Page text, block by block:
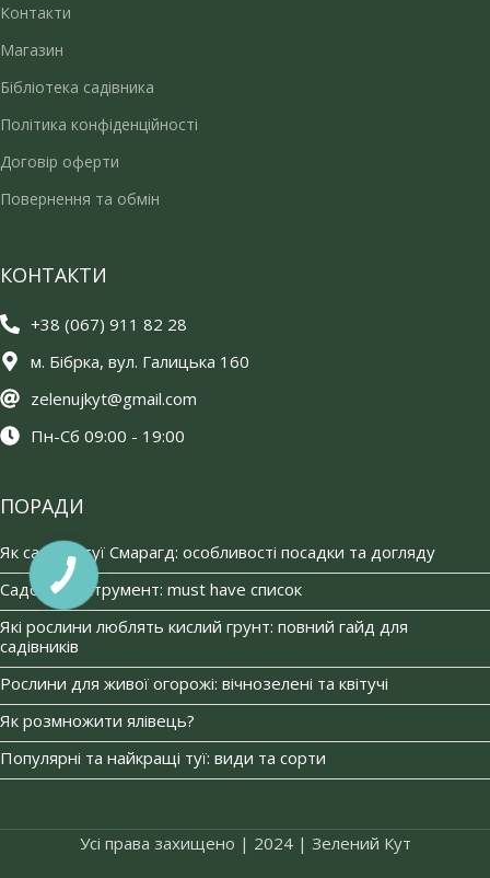
Контакти
Магазин
Бібліотека садівника
Політика конфіденційності
Договір оферти
Повернення та обмін
КОНТАКТИ
+38 (067) 911 82 28
м. Бібрка, вул. Галицька 160
zelenujkyt@gmail.com
Пн-Сб 09:00 - 19:00
ПОРАДИ
Як садити туї Смарагд: особливості посадки та догляду
Садовий інструмент: must have список
Які рослини люблять кислий грунт: повний гайд для
садівників
Рослини для живої огорожі: вічнозелені та квітучі
Як розмножити ялівець?
Популярні та найкращі туї: види та сорти
Усі права захищено | 2024 | Зелений Кут